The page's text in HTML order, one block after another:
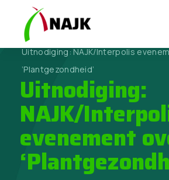
Home >
Uitnodiging: NAJK/Interpolis
‘Plantgezondheid’
Uitnodiging:
NAJK/
evenement